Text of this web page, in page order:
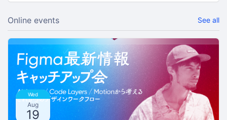
Online events See all
Wed
Aug
19